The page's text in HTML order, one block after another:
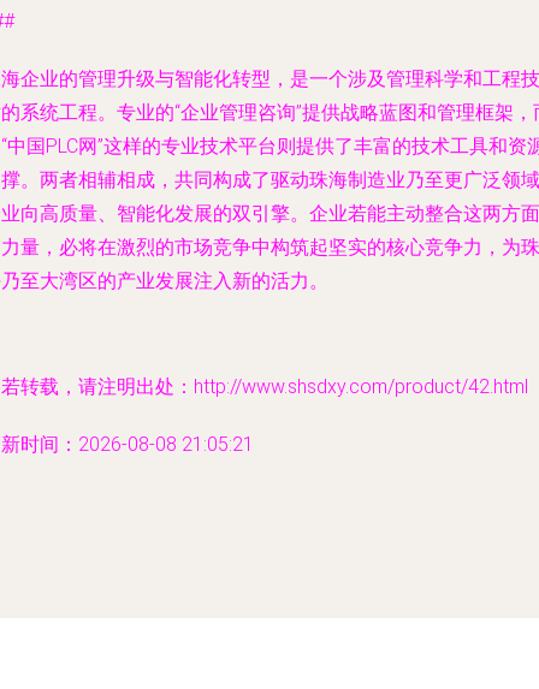
企业的管理升级与智能化转型，是一个涉及管理科学和工程技
系统工程。专业的“企业管理咨询”提供战略蓝图和管理框架，
中国PLC网”这样的专业技术平台则提供了丰富的技术工具和资
。两者相辅相成，共同构成了驱动珠海制造业乃至更广泛领域
向高质量、智能化发展的双引擎。企业若能主动整合这两方面
量，必将在激烈的市场竞争中构筑起坚实的核心竞争力，为珠
至大湾区的产业发展注入新的活力。
转载，请注明出处：http://www.shsdxy.com/product/42.html
时间：2026-08-08 21:05:21